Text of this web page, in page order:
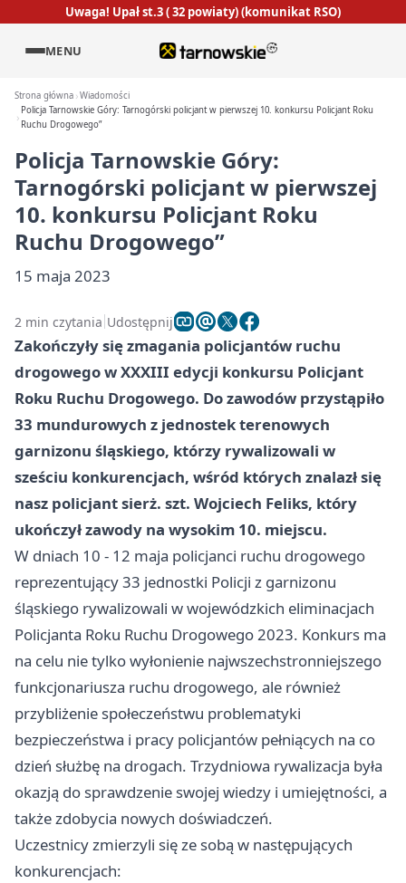
Uwaga! Upał st.3 ( 32 powiaty) (komunikat RSO)
MENU
Strona główna Wiadomości
Policja Tarnowskie Góry: Tarnogórski policjant w pierwszej 10. konkursu Policjant Roku
Ruchu Drogowego”
Policja Tarnowskie Góry:
Tarnogórski policjant w pierwszej
10. konkursu Policjant Roku
Ruchu Drogowego”
15 maja 2023
2 min czytania Udostępnij
Zakończyły się zmagania policjantów ruchu
drogowego w XXXIII edycji konkursu Policjant
Roku Ruchu Drogowego. Do zawodów przystąpiło
33 mundurowych z jednostek terenowych
garnizonu śląskiego, którzy rywalizowali w
sześciu konkurencjach, wśród których znalazł się
nasz policjant sierż. szt. Wojciech Feliks, który
ukończył zawody na wysokim 10. miejscu.
W dniach 10 - 12 maja policjanci ruchu drogowego
reprezentujący 33 jednostki Policji z garnizonu
śląskiego rywalizowali w wojewódzkich eliminacjach
Policjanta Roku Ruchu Drogowego 2023. Konkurs ma
na celu nie tylko wyłonienie najwszechstronniejszego
funkcjonariusza ruchu drogowego, ale również
przybliżenie społeczeństwu problematyki
bezpieczeństwa i pracy policjantów pełniących na co
dzień służbę na drogach. Trzydniowa rywalizacja była
okazją do sprawdzenie swojej wiedzy i umiejętności, a
także zdobycia nowych doświadczeń.
Uczestnicy zmierzyli się ze sobą w następujących
konkurencjach: